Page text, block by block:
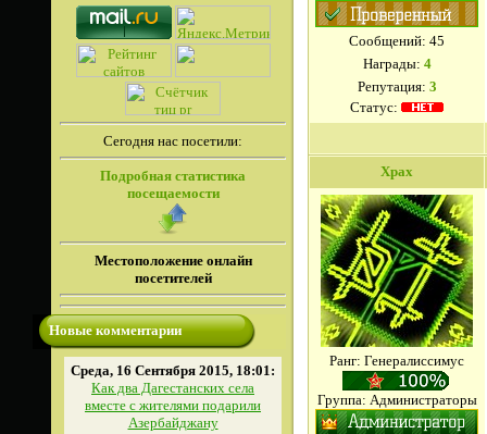
Сегодня нас посетили:
Подробная статистика
посещаемости
Местоположение онлайн
посетителей
Новые комментарии
Среда, 16 Сентября 2015, 18:01:
Как два Дагестанских села
вместе с жителями подарили
Азербайджану
Сообщений: 45
Награды: 4
Репутация: 3
Статус:
Xpax
Ранг: Генералиссимус
Группа: Администраторы